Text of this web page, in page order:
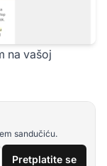
na vašoj
sandučiću.
Pretplatite se